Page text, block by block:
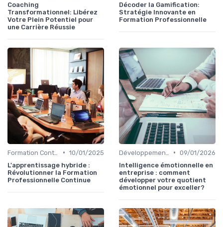
Coaching
Transformationnel: Libérez
Votre Plein Potentiel pour
une Carrière Réussie
Décoder la Gamification:
Stratégie Innovante en
Formation Professionnelle
• 10/01/2025
L'apprentissage hybride :
Révolutionner la Formation
Professionnelle Continue
• 09/01/2026
Intelligence émotionnelle en
entreprise : comment
développer votre quotient
émotionnel pour exceller?